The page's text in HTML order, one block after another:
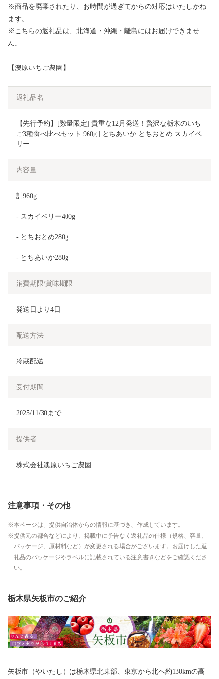
※商品を廃棄されたり、お時間が過ぎてからの対応はいたしかね
ます。
※こちらの返礼品は、北海道・沖縄・離島にはお届けできませ
ん。
【澳原いちご農園】
返礼品名
【先行予約】[数量限定] 貴重な12月発送！贅沢な栃木のいち
ご3種食べ比べセット 960g | とちあいか とちおとめ スカイベ
リー
内容量
計960g
- スカイベリー400g
- とちおとめ280g
- とちあいか280g
消費期限/賞味期限
発送日より4日
配送方法
冷蔵配送
受付期間
2025/11/30まで
提供者
株式会社澳原いちご農園
注意事項・その他
本ページは、提供自治体からの情報に基づき、作成しています。
提供元の都合などにより、掲載中に予告なく返礼品の仕様（規格、容量、
パッケージ、原材料など）が変更される場合がございます。お届けした返
礼品のパッケージやラベルに記載されている注意書きなどをご確認くださ
い。
栃木県矢板市のご紹介
矢板市（やいたし）は栃木県北東部、東京から北へ約130kmの高